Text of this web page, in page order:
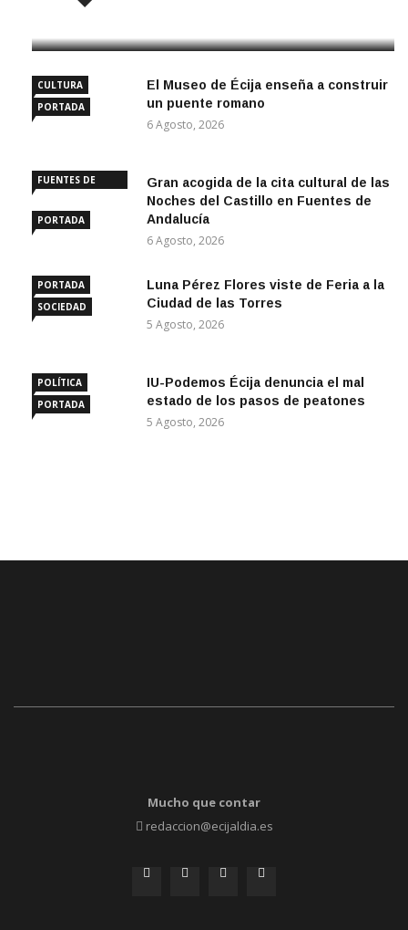
CULTURA
PORTADA
El Museo de Écija enseña a construir
un puente romano
6 Agosto, 2026
FUENTES DE
PORTADA
Gran acogida de la cita cultural de las
Noches del Castillo en Fuentes de
Andalucía
6 Agosto, 2026
PORTADA
SOCIEDAD
Luna Pérez Flores viste de Feria a la
Ciudad de las Torres
5 Agosto, 2026
POLÍTICA
PORTADA
IU-Podemos Écija denuncia el mal
estado de los pasos de peatones
5 Agosto, 2026
Mucho que contar
redaccion@ecijaldia.es